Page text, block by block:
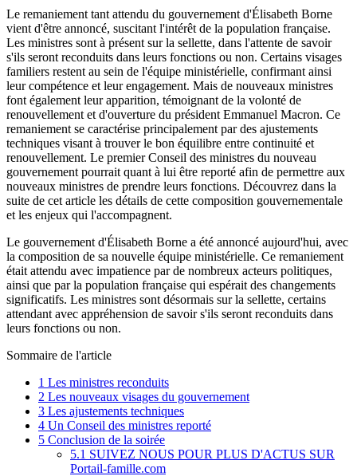
Le remaniement tant attendu du gouvernement d'Élisabeth Borne
vient d'être annoncé, suscitant l'intérêt de la population française.
Les ministres sont à présent sur la sellette, dans l'attente de savoir
s'ils seront reconduits dans leurs fonctions ou non. Certains visages
familiers restent au sein de l'équipe ministérielle, confirmant ainsi
leur compétence et leur engagement. Mais de nouveaux ministres
font également leur apparition, témoignant de la volonté de
renouvellement et d'ouverture du président Emmanuel Macron. Ce
remaniement se caractérise principalement par des ajustements
techniques visant à trouver le bon équilibre entre continuité et
renouvellement. Le premier Conseil des ministres du nouveau
gouvernement pourrait quant à lui être reporté afin de permettre aux
nouveaux ministres de prendre leurs fonctions. Découvrez dans la
suite de cet article les détails de cette composition gouvernementale
et les enjeux qui l'accompagnent.
Le gouvernement d'Élisabeth Borne a été annoncé aujourd'hui, avec
la composition de sa nouvelle équipe ministérielle. Ce remaniement
était attendu avec impatience par de nombreux acteurs politiques,
ainsi que par la population française qui espérait des changements
significatifs. Les ministres sont désormais sur la sellette, certains
attendant avec appréhension de savoir s'ils seront reconduits dans
leurs fonctions ou non.
Sommaire de l'article
1 Les ministres reconduits
2 Les nouveaux visages du gouvernement
3 Les ajustements techniques
4 Un Conseil des ministres reporté
5 Conclusion de la soirée
5.1 SUIVEZ NOUS POUR PLUS D'ACTUS SUR
Portail-famille.com